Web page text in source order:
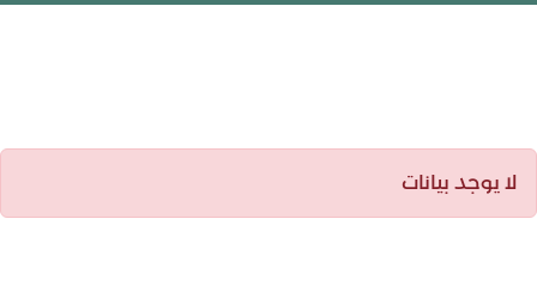
لا يوجد بيانات